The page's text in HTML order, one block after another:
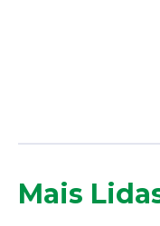
Mais